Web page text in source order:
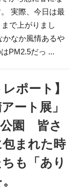
実際、今日は最
で上がりまし
かなか風情あるや
PM2.5だっ ...
ポート】
ート展」
園 皆さ
まれた時
も「あり